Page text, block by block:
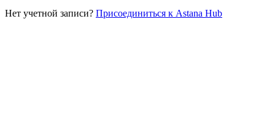
Нет учетной записи? Присоединиться к Astana Hub